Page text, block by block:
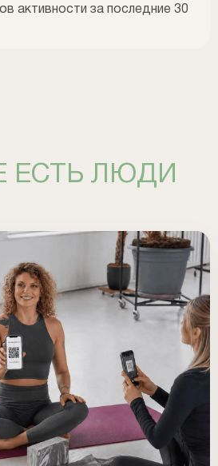
активности за последние 30
ЕСТЬ ЛЮДИ